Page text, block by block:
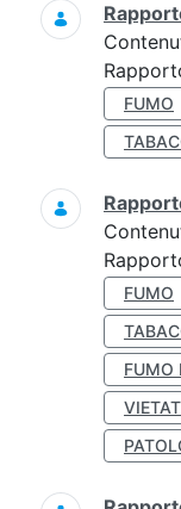
FUMO
FUMO
FUMO